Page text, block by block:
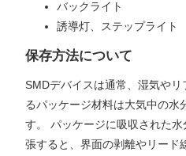
バックライト
誘導灯、ステップライト
保存方法について
SMDデバイスは通常、湿気や
るパッケージ材料は大気中の水
す。 パッケージに吸収された
張すると、界面の剥離やリード